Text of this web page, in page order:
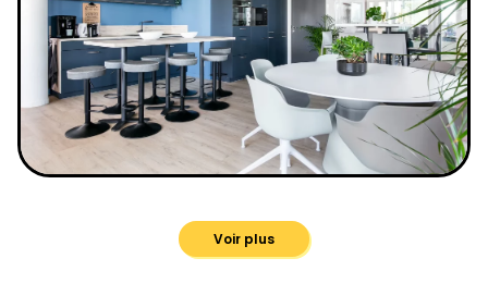
Voir plus